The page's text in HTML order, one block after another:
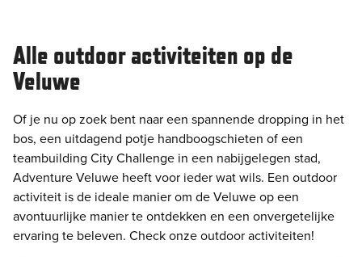
Alle outdoor activiteiten op de
Veluwe
Of je nu op zoek bent naar een spannende dropping in het
bos, een uitdagend potje handboogschieten of een
teambuilding City Challenge in een nabijgelegen stad,
Adventure Veluwe heeft voor ieder wat wils. Een outdoor
activiteit is de ideale manier om de Veluwe op een
avontuurlijke manier te ontdekken en een onvergetelijke
ervaring te beleven. Check onze outdoor activiteiten!